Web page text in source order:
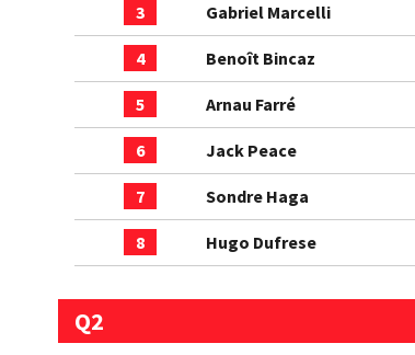
3 Gabriel Marcelli
4 Benoît Bincaz
5 Arnau Farré
6 Jack Peace
7 Sondre Haga
8 Hugo Dufrese
Q2